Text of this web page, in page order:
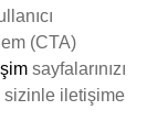
(CTA)
sayfalarınızı
sizinle iletişime